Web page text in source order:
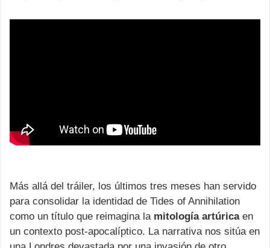
Más allá del tráiler, los últimos tres meses han servido
para consolidar la identidad de Tides of Annihilation
como un título que reimagina la mitología artúricaen
un contexto post-apocalíptico. La narrativa nos sitúa en